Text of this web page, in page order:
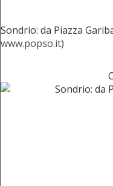
Sondrio: da Piazza
www.popso.it)